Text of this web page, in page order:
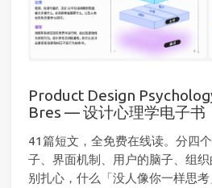
Product Design
Bres — 设计心理学电子书
41篇短文，全免费在线读。分四
子、界面机制、用户的脑子、组
别扎心，什么「没人像你一样思